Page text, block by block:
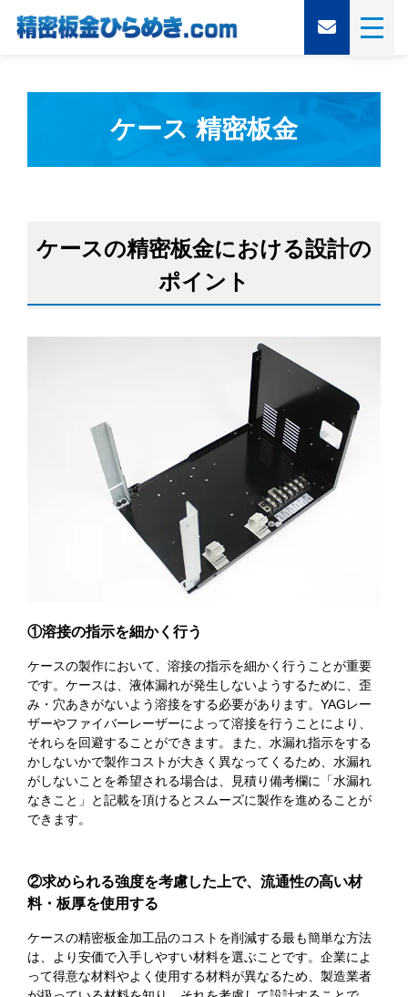
ケース 精密板金
ケースの精密板金における設計の
ポイント
①溶接の指示を細かく行う
ケースの製作において、溶接の指示を細かく行うことが重要
です。ケースは、液体漏れが発生しないようするために、歪
み・穴あきがないよう溶接をする必要があります。YAGレー
ザーやファイバーレーザーによって溶接を行うことにより、
それらを回避することができます。また、水漏れ指示をする
かしないかで製作コストが大きく異なってくるため、水漏れ
がしないことを希望される場合は、見積り備考欄に「水漏れ
なきこと」と記載を頂けるとスムーズに製作を進めることが
できます。
②求められる強度を考慮した上で、流通性の高い材
料・板厚を使用する
ケースの精密板金加工品のコストを削減する最も簡単な方法
は、より安価で入手しやすい材料を選ぶことです。企業によ
って得意な材料やよく使用する材料が異なるため、製造業者